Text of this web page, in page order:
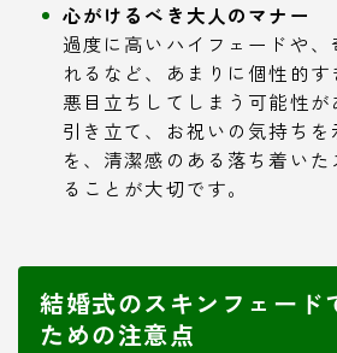
心がけるべき大人のマナー
過度に高いハイフェードや
れるなど、あまりに個性的す
悪目立ちしてしまう可能性
引き立て、お祝いの気持ちを
を、清潔感のある落ち着い
ることが大切です。
結婚式のスキンフェード
ための注意点